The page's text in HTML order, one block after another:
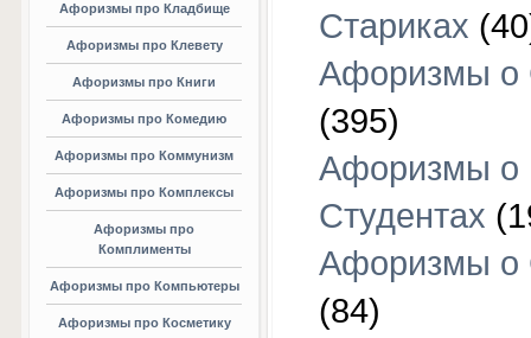
Афоризмы про Кладбище
Афоризмы про Клевету
Афоризмы про Книги
Афоризмы про Комедию
Афоризмы про Коммунизм
Афоризмы про Комплексы
Афоризмы про
Комплименты
Афоризмы про Компьютеры
Афоризмы про Косметику
Стариках
Афоризмы о
(395)
Афоризмы о
Студентах
Афоризмы о
(84)